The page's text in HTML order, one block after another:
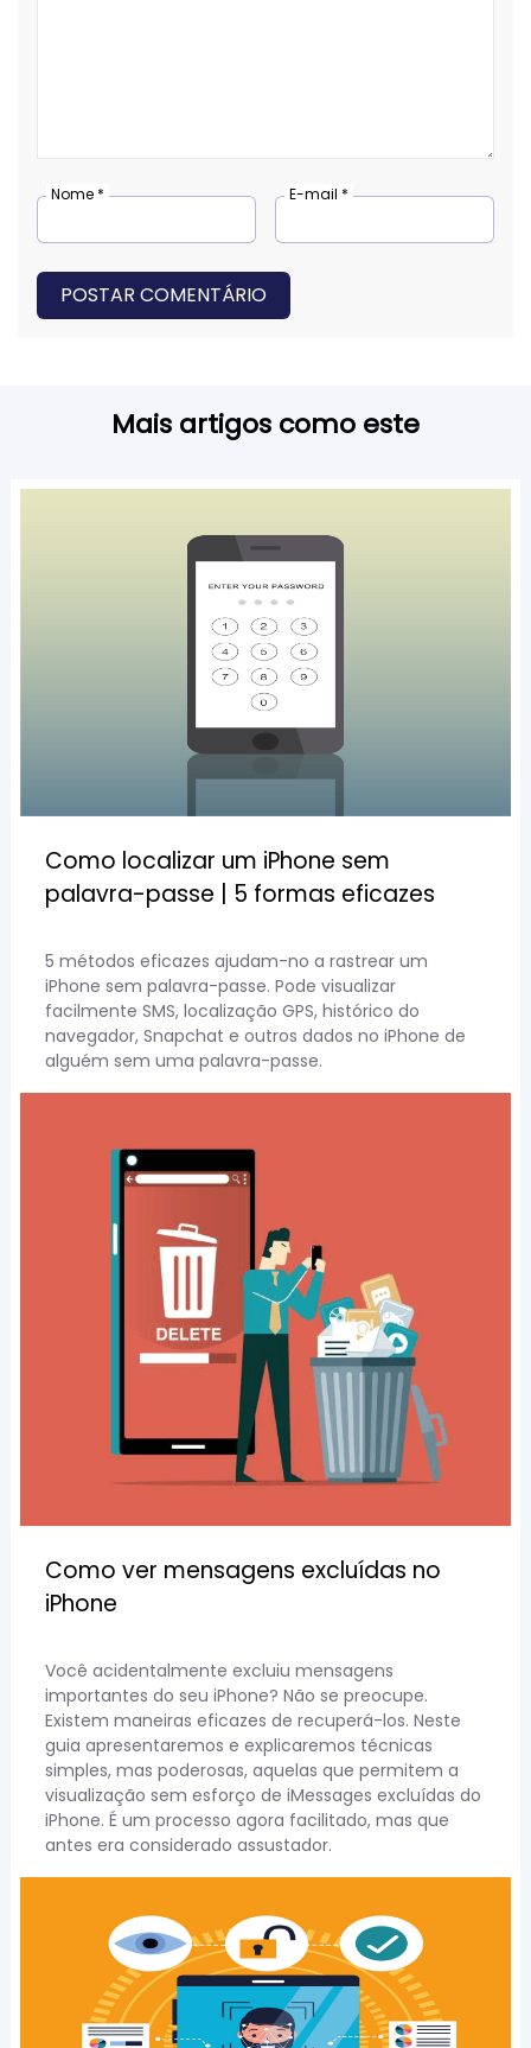
Nome * E-mail *
POSTAR COMENTÁRIO
Mais artigos como este
Como localizar um iPhone sem
palavra-passe | 5 formas eficazes
5 métodos eficazes ajudam-no a rastrear um
iPhone sem palavra-passe. Pode visualizar
facilmente SMS, localização GPS, histórico do
navegador, Snapchat e outros dados no iPhone de
alguém sem uma palavra-passe.
Como ver mensagens excluídas no
iPhone
Você acidentalmente excluiu mensagens
importantes do seu iPhone? Não se preocupe.
Existem maneiras eficazes de recuperá-los. Neste
guia apresentaremos e explicaremos técnicas
simples, mas poderosas, aquelas que permitem a
visualização sem esforço de iMessages excluídas do
iPhone. É um processo agora facilitado, mas que
antes era considerado assustador.